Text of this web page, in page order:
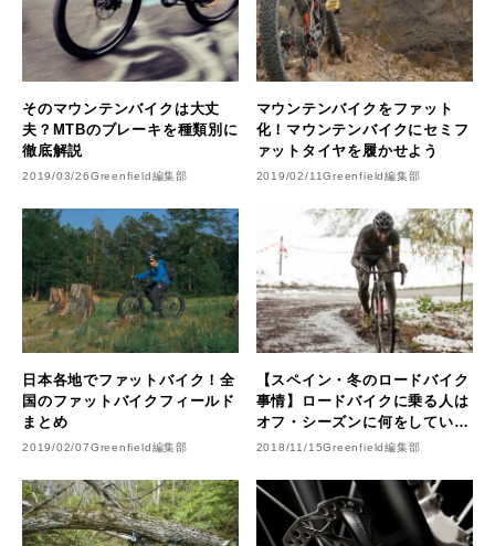
そのマウンテンバイクは大丈
夫？MTBのブレーキを種類別に
徹底解説
2019/03/26Greenfield編集部
マウンテンバイクをファット
化！マウンテンバイクにセミフ
ァットタイヤを履かせよう
2019/02/11Greenfield編集部
日本各地でファットバイク！全
国のファットバイクフィールド
まとめ
2019/02/07Greenfield編集部
【スペイン・冬のロードバイク
事情】ロードバイクに乗る人は
オフ・シーズンに何をしてい
る？
2018/11/15Greenfield編集部